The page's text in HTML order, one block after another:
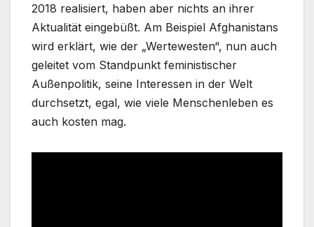
2018 realisiert, haben aber nichts an ihrer
Aktualität eingebüßt. Am Beispiel Afghanistans
wird erklärt, wie der „Wertewesten“, nun auch
geleitet vom Standpunkt feministischer
Außenpolitik, seine Interessen in der Welt
durchsetzt, egal, wie viele Menschenleben es
auch kosten mag.